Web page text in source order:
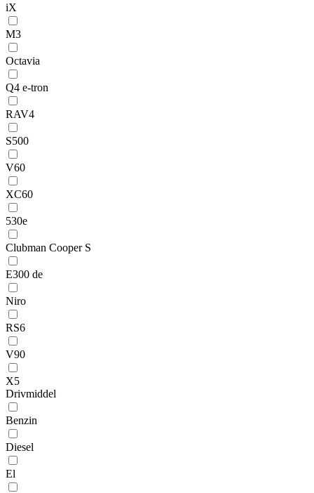
iX
M3
Octavia
Q4 e-tron
RAV4
S500
V60
XC60
530e
Clubman Cooper S
E300 de
Niro
RS6
V90
X5
Drivmiddel
Benzin
Diesel
El